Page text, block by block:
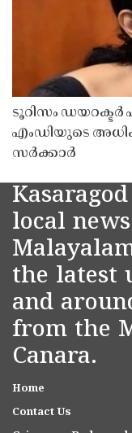
ടൂറിസം
എംഡിയുടെ
സർക്കാർ
local
the latest
and
from the
Canara.
Home
Contact Us